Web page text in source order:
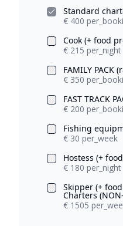
Standard
€ 400
Cook (+ food
€ 215 per_night
FAMILY PACK
€ 350
FAST TRACK
€ 200
Fishing
€ 30 per_week
Hostess (+
€ 180 per_night
Skipper (+
Charters
€ 1505